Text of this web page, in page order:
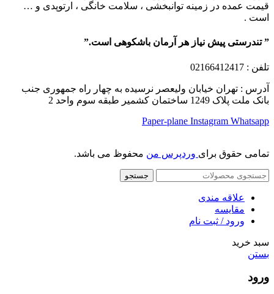
قیمت عمده در زمینه توانبخشی ، سلامت خانگی ، ارتوپدی و …
است .
” تندرستی پیش نیاز هر آرمان باشکوهی است.”
تلفن : 02166412417
آدرس : تهران خیابان ولیعصر نرسیده به چهار راه جمهوری جنب
بانک ملت پلاک 1249 ساختمان کشمیر طبقه سوم واحد 2
Paper-plane Instagram Whatsapp
تمامی حقوق برای وردپرس من محفوظ می باشد.
جستجو
علاقه مندی
مقایسه
ورود / ثبت نام
سبد خرید
بستن
ورود